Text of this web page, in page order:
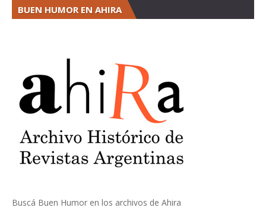
BUEN HUMOR EN AHIRA
Buscá Buen Humor en los archivos de Ahira